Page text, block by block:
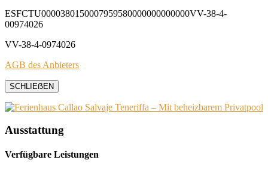
ESFCTU0000380150007959580000000000000VV-38-4-
00974026
VV-38-4-0974026
AGB des Anbieters
SCHLIEẞEN
Ausstattung
Verfügbare Leistungen